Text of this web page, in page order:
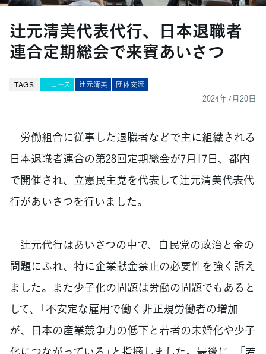
辻元清美代表代行、日本退職者
連合定期総会で来賓あいさつ
TAGS ニュース 辻元清美 団体交流
2024年7月20日
労働組合に従事した退職者などで主に組織される
日本退職者連合の第28回定期総会が7月17日、都内
で開催され、立憲民主党を代表して辻元清美代表代
行があいさつを行いました。
辻元代行はあいさつの中で、自民党の政治と金の
問題にふれ、特に企業献金禁止の必要性を強く訴え
ました。また少子化の問題は労働の問題でもあると
して、「不安定な雇用で働く非正規労働者の増加
が、日本の産業競争力の低下と若者の未婚化や少子